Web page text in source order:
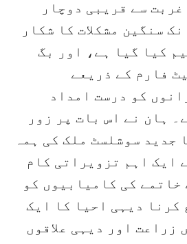
سے قریبی دوچار
سنگین مشکلات کا شکار
کیا گیا ہے، اور بگ
فارم کے ذریعے
کو درست امداد
ہان نے اس بات پر زور
جدید سوشلسٹ ملک کی ہمہ
ایک اہم تزویراتی کام
خاتمے کی کامیابیوں کو
کرنا دیہی احیا کا ایک
زراعت اور دیہی علاقوں